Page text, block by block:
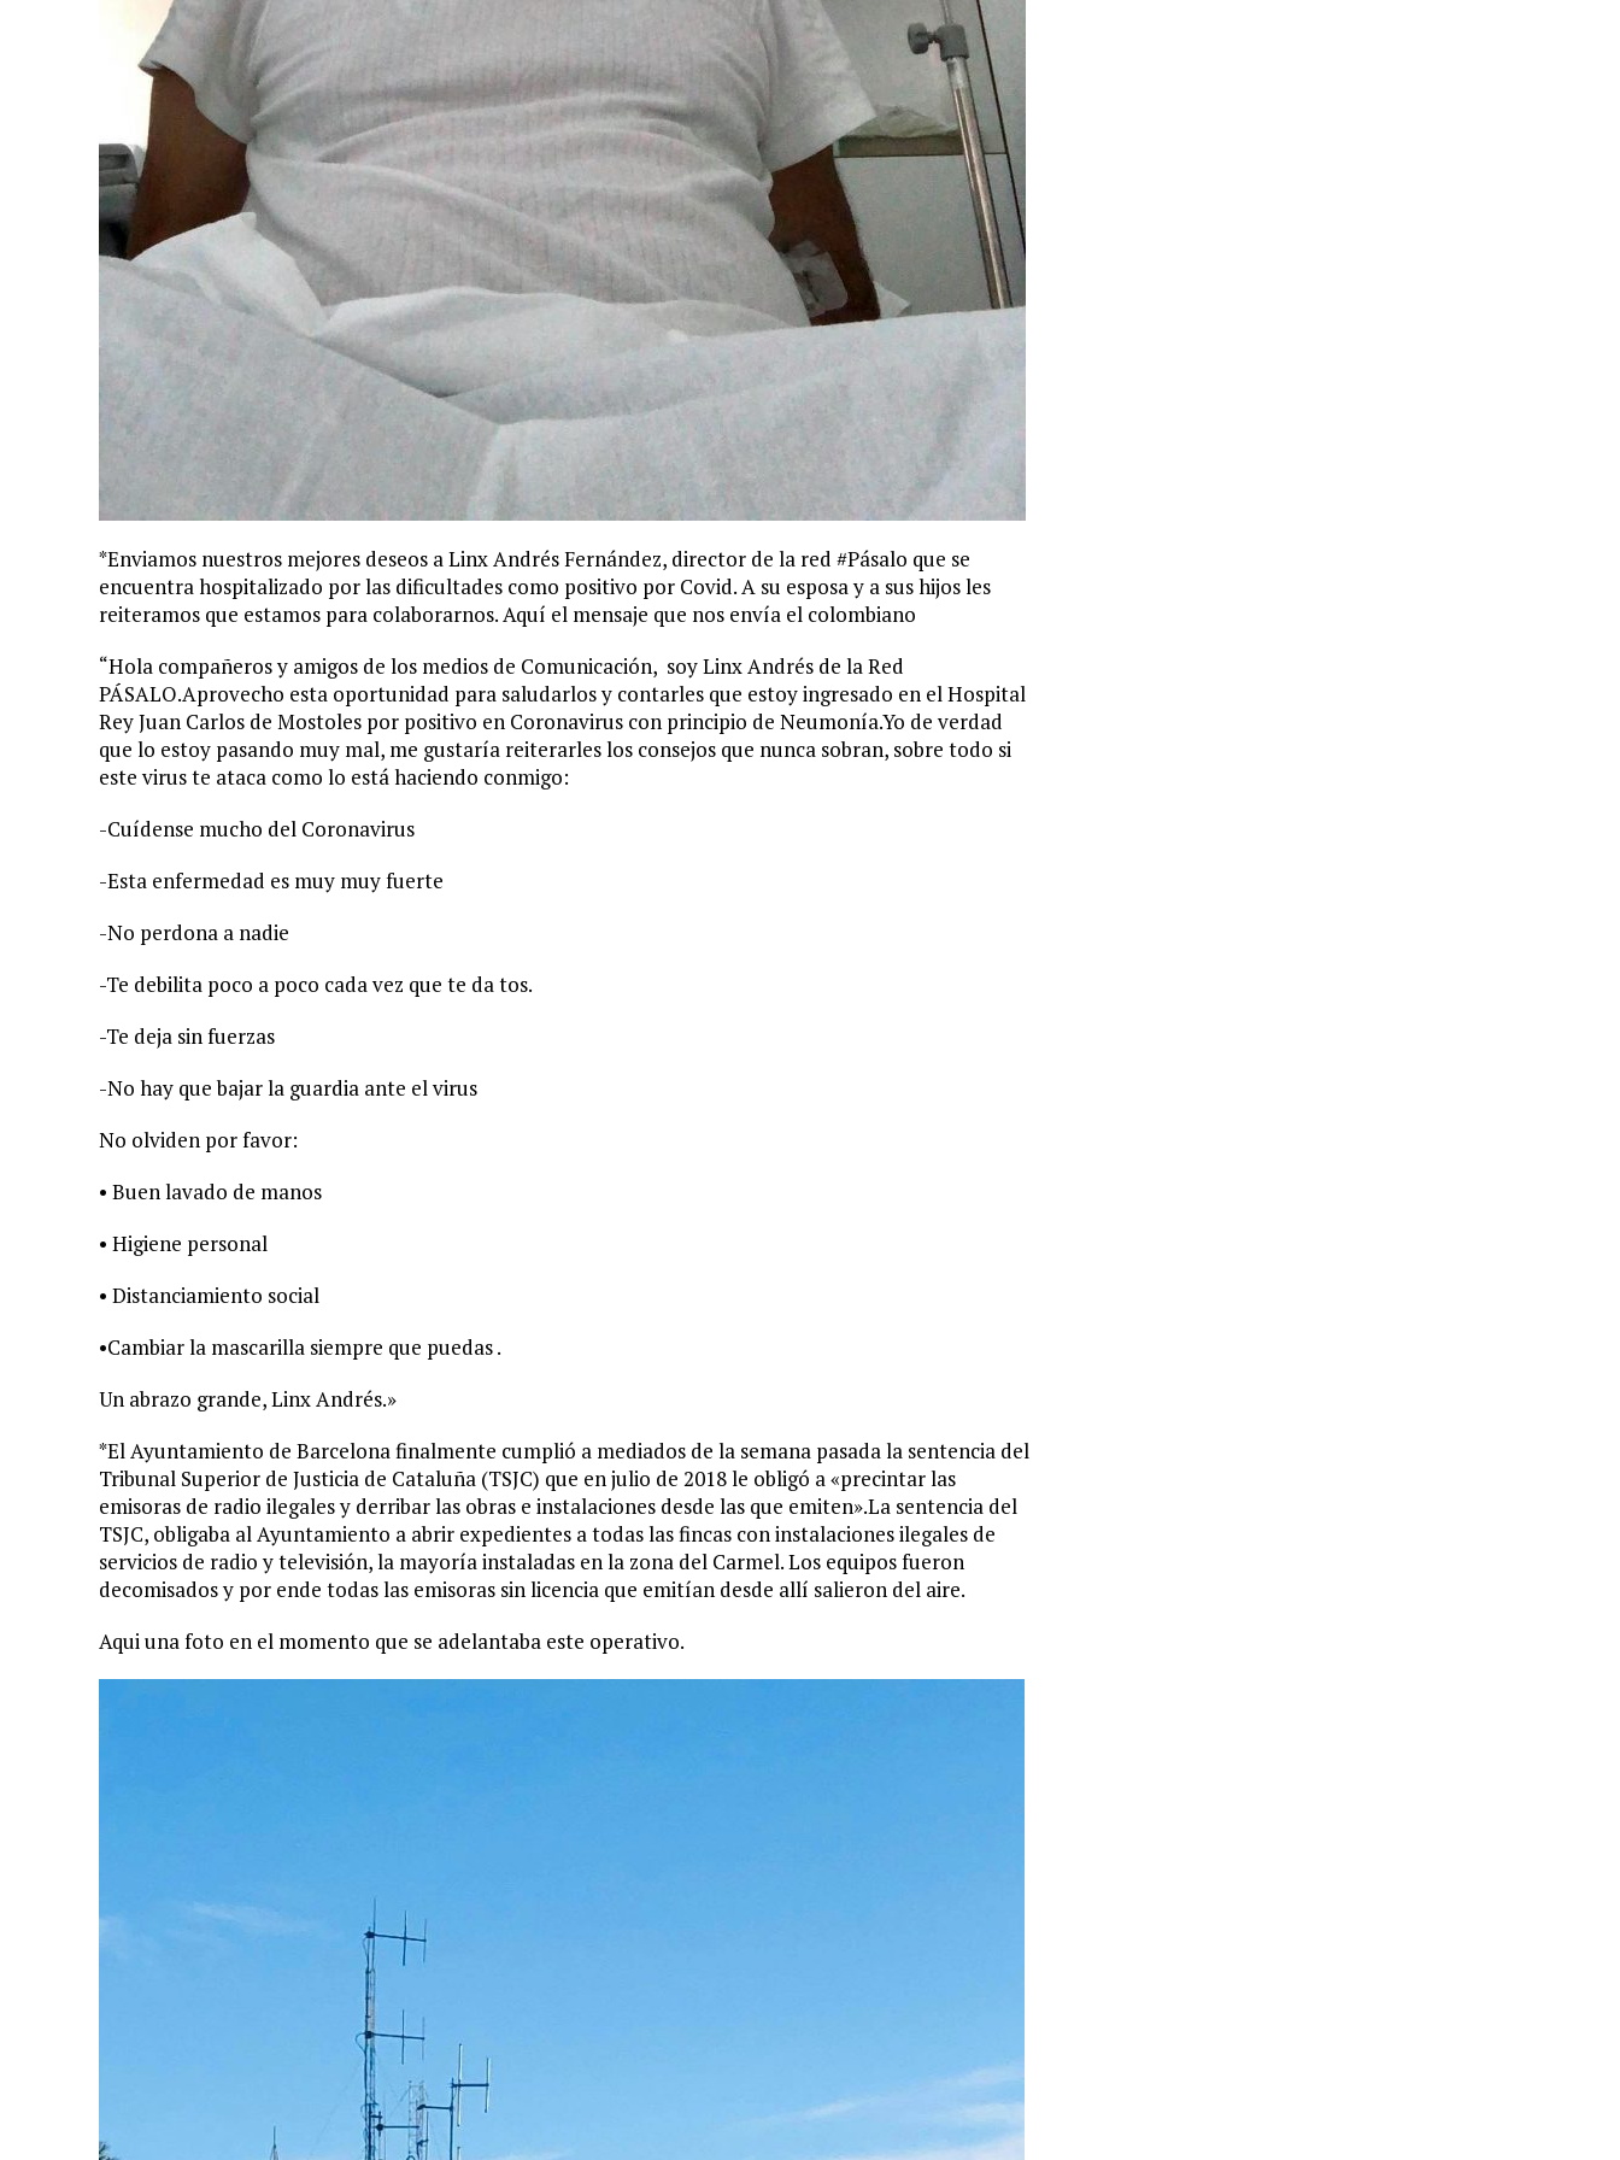
*Enviamos nuestros mejores deseos a Linx Andrés Fernández, director de la red #Pásalo que se
encuentra hospitalizado por las dificultades como positivo por Covid. A su esposa y a sus hijos les
reiteramos que estamos para colaborarnos. Aquí el mensaje que nos envía el colombiano
“Hola compañeros y amigos de los medios de Comunicación, soy Linx Andrés de la Red
PÁSALO.Aprovecho esta oportunidad para saludarlos y contarles que estoy ingresado en el Hospital
Rey Juan Carlos de Mostoles por positivo en Coronavirus con principio de Neumonía.Yo de verdad
que lo estoy pasando muy mal, me gustaría reiterarles los consejos que nunca sobran, sobre todo si
este virus te ataca como lo está haciendo conmigo:
-Cuídense mucho del Coronavirus
-Esta enfermedad es muy muy fuerte
-No perdona a nadie
-Te debilita poco a poco cada vez que te da tos.
-Te deja sin fuerzas
-No hay que bajar la guardia ante el virus
No olviden por favor:
• Buen lavado de manos
• Higiene personal
• Distanciamiento social
•Cambiar la mascarilla siempre que puedas .
Un abrazo grande, Linx Andrés.»
*El Ayuntamiento de Barcelona finalmente cumplió a mediados de la semana pasada la sentencia del
Tribunal Superior de Justicia de Cataluña (TSJC) que en julio de 2018 le obligó a «precintar las
emisoras de radio ilegales y derribar las obras e instalaciones desde las que emiten».La sentencia del
TSJC, obligaba al Ayuntamiento a abrir expedientes a todas las fincas con instalaciones ilegales de
servicios de radio y televisión, la mayoría instaladas en la zona del Carmel. Los equipos fueron
decomisados y por ende todas las emisoras sin licencia que emitían desde allí salieron del aire.
Aqui una foto en el momento que se adelantaba este operativo.